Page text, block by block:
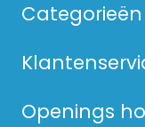
Categorieën
Openings